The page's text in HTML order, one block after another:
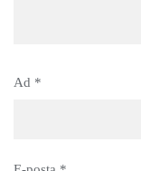
Ad *